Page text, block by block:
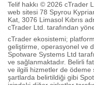
Telif hakkı © 2026 cTrader
web sitesi 78 Spyrou
Kat, 3076 Limasol Kıbrıs
cTrader Ltd. tarafından
cTrader ekosistemi;
geliştirme, operasyonel ve
Spotware Systems Ltd
ve sağlanmaktadır. Belirli
ve ilgili hizmetler de ödeme
şartlarda belirtildiği gibi